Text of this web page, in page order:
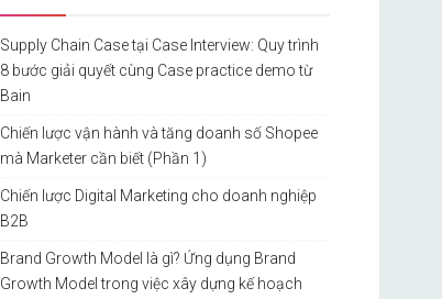
Supply Chain Case tại Case Interview: Quy trình
8 bước giải quyết cùng Case practice demo từ
Bain
Chiến lược vận hành và tăng doanh số Shopee
mà Marketer cần biết (Phần 1)
Chiến lược Digital Marketing cho doanh nghiệp
B2B
Brand Growth Model là gì? Ứng dụng Brand
Growth Model trong việc xây dựng kế hoạch